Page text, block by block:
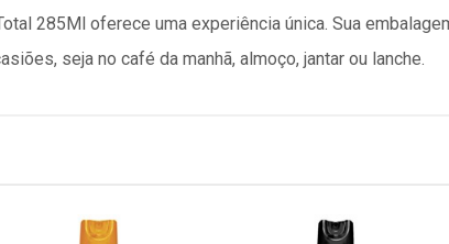
285Ml oferece uma experiência única. Sua
seja no café da manhã, almoço, jantar ou lanche.